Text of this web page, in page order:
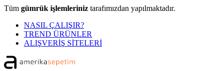
Tüm gümrük işlemleriniz tarafımızdan yapılmaktadır.
NASIL ÇALIŞIR?
TREND ÜRÜNLER
ALIŞVERİŞ SİTELERİ